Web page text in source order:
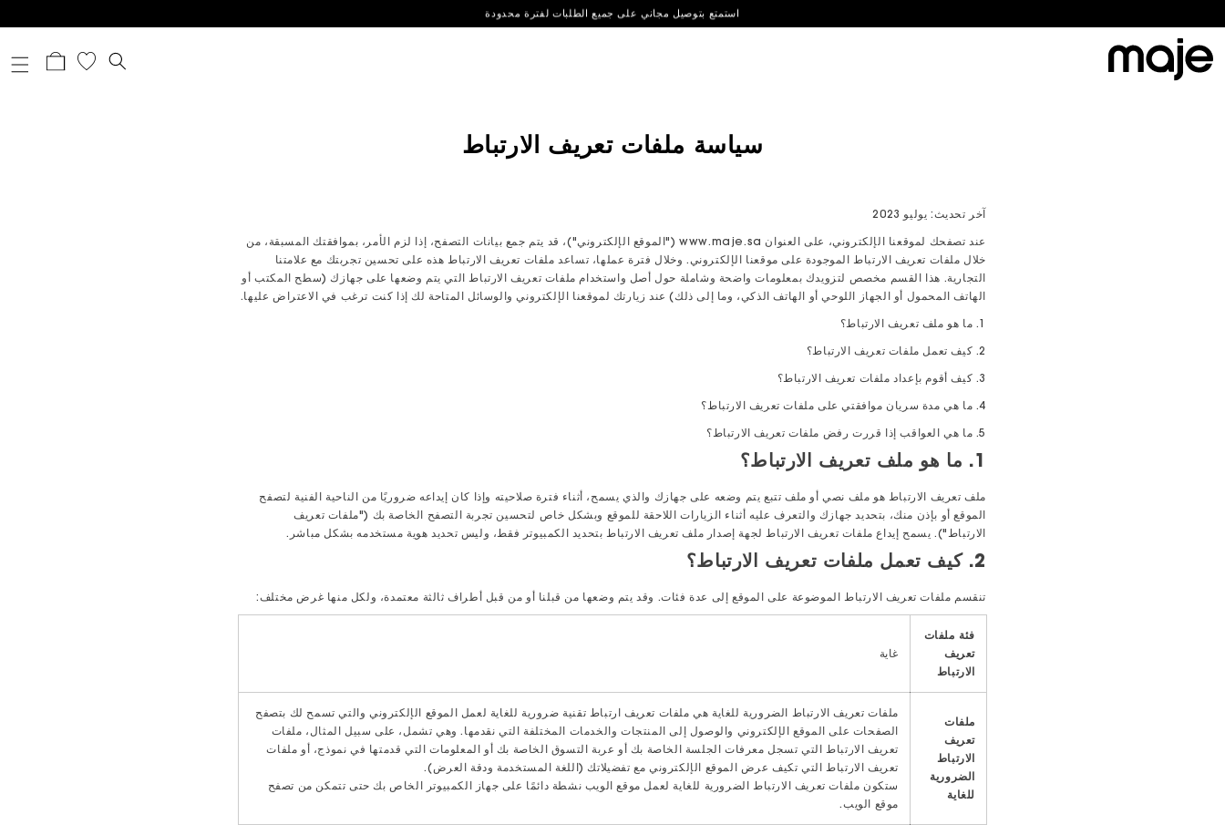
استمتع بتوصيل مجاني على جميع الطلبات لفترة محدودة
عربة
التسوق
سياسة ملفات تعريف الارتباط
آخر تحديث: يوليو 2023
عند تصفحك لموقعنا الإلكتروني، على العنوان www.maje.sa ("الموقع الإلكتروني")، قد يتم جمع بيانات التصفح، إذا لزم الأمر، بموافقتك المسبقة، من
خلال ملفات تعريف الارتباط الموجودة على موقعنا الإلكتروني. وخلال فترة عملها، تساعد ملفات تعريف الارتباط هذه على تحسين تجربتك مع علامتنا
التجارية. هذا القسم مخصص لتزويدك بمعلومات واضحة وشاملة حول أصل واستخدام ملفات تعريف الارتباط التي يتم وضعها على جهازك (سطح المكتب أو
الهاتف المحمول أو الجهاز اللوحي أو الهاتف الذكي، وما إلى ذلك) عند زيارتك لموقعنا الإلكتروني والوسائل المتاحة لك إذا كنت ترغب في الاعتراض عليها.
1. ما هو ملف تعريف الارتباط؟
2. كيف تعمل ملفات تعريف الارتباط؟
3. كيف أقوم بإعداد ملفات تعريف الارتباط؟
4. ما هي مدة سريان موافقتي على ملفات تعريف الارتباط؟
5. ما هي العواقب إذا قررت رفض ملفات تعريف الارتباط؟
1. ما هو ملف تعريف الارتباط؟
ملف تعريف الارتباط هو ملف نصي أو ملف تتبع يتم وضعه على جهازك والذي يسمح، أثناء فترة صلاحيته وإذا كان إيداعه ضروريًا من الناحية الفنية لتصفح
الموقع أو بإذن منك، بتحديد جهازك والتعرف عليه أثناء الزيارات اللاحقة للموقع وبشكل خاص لتحسين تجربة التصفح الخاصة بك ("ملفات تعريف
الارتباط"). يسمح إيداع ملفات تعريف الارتباط لجهة إصدار ملف تعريف الارتباط بتحديد الكمبيوتر فقط، وليس تحديد هوية مستخدمه بشكل مباشر.
2. كيف تعمل ملفات تعريف الارتباط؟
تنقسم ملفات تعريف الارتباط الموضوعة على الموقع إلى عدة فئات. وقد يتم وضعها من قبلنا أو من قبل أطراف ثالثة معتمدة، ولكل منها غرض مختلف:
فئة ملفات
تعريف
الارتباط
غاية
ملفات
تعريف
الارتباط
الضرورية
للغاية
ملفات تعريف الارتباط الضرورية للغاية هي ملفات تعريف ارتباط تقنية ضرورية للغاية لعمل الموقع الإلكتروني والتي تسمح لك بتصفح
الصفحات على الموقع الإلكتروني والوصول إلى المنتجات والخدمات المختلفة التي نقدمها. وهي تشمل، على سبيل المثال، ملفات
تعريف الارتباط التي تسجل معرفات الجلسة الخاصة بك أو عربة التسوق الخاصة بك أو المعلومات التي قدمتها في نموذج، أو ملفات
تعريف الارتباط التي تكيف عرض الموقع الإلكتروني مع تفضيلاتك (اللغة المستخدمة ودقة العرض).
ستكون ملفات تعريف الارتباط الضرورية للغاية لعمل موقع الويب نشطة دائمًا على جهاز الكمبيوتر الخاص بك حتى تتمكن من تصفح
موقع الويب.